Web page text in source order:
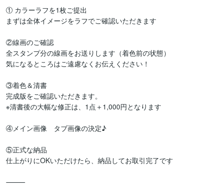
① カラーラフを1枚ご提出
まずは全体イメージをラフでご確認いただきます
②線画のご確認
全スタンプ分の線画をお送りします（着色前の状態）
気になるところはご遠慮なくお伝えください！
③着色＆清書
完成版をご確認いただきます。
※清書後の大幅な修正は、1点＋1,000円となります
④メイン画像　タブ画像の決定♪
⑤正式な納品
仕上がりにOKいただけたら、納品してお取引完了です
⸻